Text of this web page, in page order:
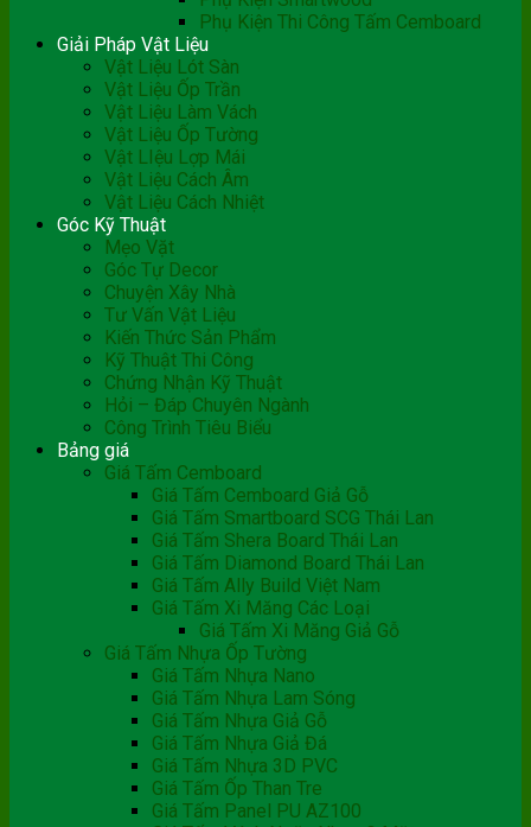
Phụ Kiện Thi Công Tấm Cemboard
Giải Pháp Vật Liệu
Vật Liệu Lót Sàn
Vật Liệu Ốp Trần
Vật Liệu Làm Vách
Vật Liệu Ốp Tường
Vật LIệu Lợp Mái
Vật Liệu Cách Âm
Vật Liệu Cách Nhiệt
Góc Kỹ Thuật
Mẹo Vặt
Góc Tự Decor
Chuyện Xây Nhà
Tư Vấn Vật Liệu
Kiến Thức Sản Phẩm
Kỹ Thuật Thi Công
Chứng Nhận Kỹ Thuật
Hỏi – Đáp Chuyên Ngành
Công Trình Tiêu Biểu
Bảng giá
Giá Tấm Cemboard
Giá Tấm Cemboard Giả Gỗ
Giá Tấm Smartboard SCG Thái Lan
Giá Tấm Shera Board Thái Lan
Giá Tấm Diamond Board Thái Lan
Giá Tấm Ally Build Việt Nam
Giá Tấm Xi Măng Các Loại
Giá Tấm Xi Măng Giả Gỗ
Giá Tấm Nhựa Ốp Tường
Giá Tấm Nhựa Nano
Giá Tấm Nhựa Lam Sóng
Giá Tấm Nhựa Giả Gỗ
Giá Tấm Nhựa Giả Đá
Giá Tấm Nhựa 3D PVC
Giá Tấm Ốp Than Tre
Giá Tấm Panel PU AZ100